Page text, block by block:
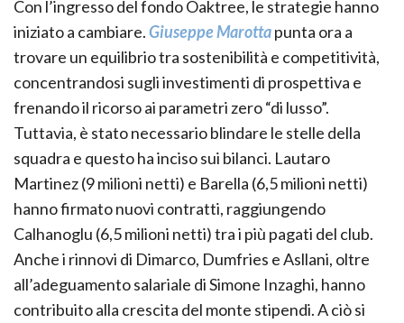
Con l’ingresso del fondo Oaktree, le strategie hanno
iniziato a cambiare.Giuseppe Marottapunta ora a
trovare un equilibrio tra sostenibilità e competitività,
concentrandosi sugli investimenti di prospettiva e
frenando il ricorso ai parametri zero “di lusso”.
Tuttavia, è stato necessario blindare le stelle della
squadra e questo ha inciso sui bilanci. Lautaro
Martinez (9 milioni netti) e Barella (6,5 milioni netti)
hanno firmato nuovi contratti, raggiungendo
Calhanoglu (6,5 milioni netti) tra i più pagati del club.
Anche i rinnovi di Dimarco, Dumfries e Asllani, oltre
all’adeguamento salariale di Simone Inzaghi, hanno
contribuito alla crescita del monte stipendi. A ciò si